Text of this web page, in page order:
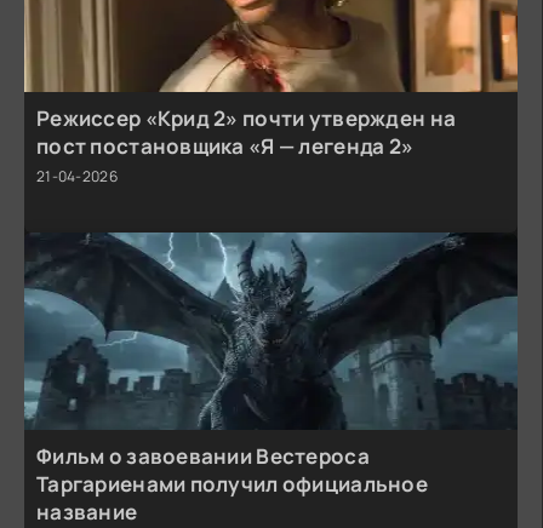
Режиссер «Крид 2» почти утвержден на
пост постановщика «Я — легенда 2»
21-04-2026
Фильм о завоевании Вестероса
Таргариенами получил официальное
название